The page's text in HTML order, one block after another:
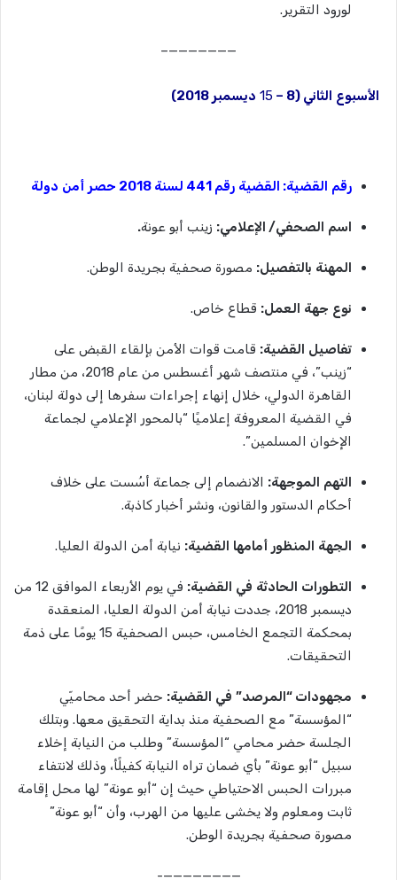
لورود التقرير.
———————–
الأسبوع الثاني (8 –
15 ديسمبر
رقم القضية: القضية رقم لسنة حصر أمن دولة
اسم الصحفي/ الإعلامي: زينب أبو عونة.
المهنة بالتفصيل: مصورة صحفية بجريدة الوطن.
نوع جهة العمل: قطاع خاص.
تفاصيل القضية: قامت قوات الأمن بإلقاء القبض على
“زينب”، في منتصف شهر أغسطس من عام 2018، من مطار
القاهرة الدولي، خلال إنهاء إجراءات سفرها إلى دولة لبنان،
في القضية المعروفة إعلاميًا “بالمحور الإعلامي لجماعة
الإخوان المسلمين”.
التهم الموجهة: الانضمام إلى جماعة أسُست على خلاف
أحكام الدستور والقانون، ونشر أخبار كاذبة.
الجهة المنظور أمامها القضية: نيابة أمن الدولة العليا.
التطورات الحادثة في القضية:
في يوم الأربعاء الموافق 12 من
ديسمبر 2018، جددت نيابة أمن الدولة العليا، المنعقدة
بمحكمة التجمع الخامس، حبس الصحفية 15 يومًا على ذمة
التحقيقات.
مجهودات “المرصد” في القضية: حضر أحد محاميّي
“المؤسسة” مع الصحفية منذ بداية التحقيق معها. وبتلك
الجلسة حضر محامي “المؤسسة” وطلب من النيابة إخلاء
سبيل “أبو عونة” بأي ضمان تراه النيابة كفيلًأ، وذلك لانتفاء
مبررات الحبس الاحتياطي حيث إن “أبو عونة” لها محل إقامة
ثابت ومعلوم ولا يخشى عليها من الهرب، وأن “أبو عونة”
مصورة صحفية بجريدة الوطن.
————————-